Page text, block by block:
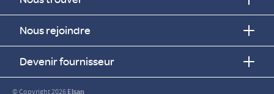
Nous rejoindre
Devenir fournisseur
Elsan